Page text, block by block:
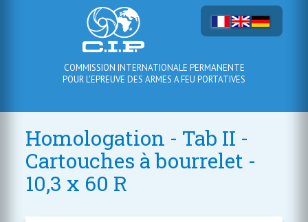
COMMISSION INTERNATIONALE PERMANENTE
POUR L'EPREUVE DES ARMES A FEU PORTATIVES
Homologation - Tab II -
Cartouches à bourrelet -
10,3 x 60 R